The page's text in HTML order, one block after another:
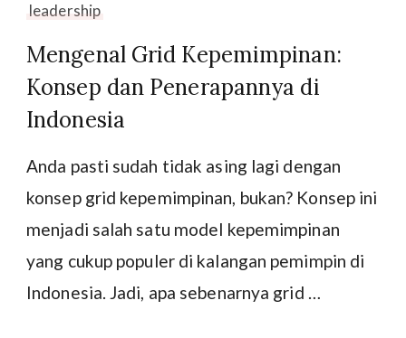
leadership
Mengenal Grid Kepemimpinan:
Konsep dan Penerapannya di
Indonesia
Anda pasti sudah tidak asing lagi dengan
konsep grid kepemimpinan, bukan? Konsep ini
menjadi salah satu model kepemimpinan
yang cukup populer di kalangan pemimpin di
Indonesia. Jadi, apa sebenarnya grid …